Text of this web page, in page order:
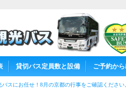
貸切バス定員数と設備 ご予約か
スにお任せ！8月の京都の行事をご確認ください